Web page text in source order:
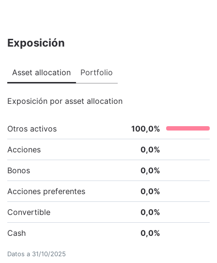
Exposición
Asset allocation Portfolio
Exposición por asset allocation
Otros activos 100,0%
Acciones 0,0%
Bonos 0,0%
Acciones preferentes 0,0%
Convertible 0,0%
Cash 0,0%
Datos a 31/10/2025